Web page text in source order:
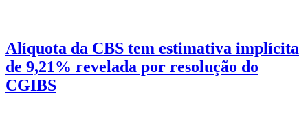
Alíquota da CBS tem estimativa implícita
de 9,21% revelada por resolução do
CGIBS